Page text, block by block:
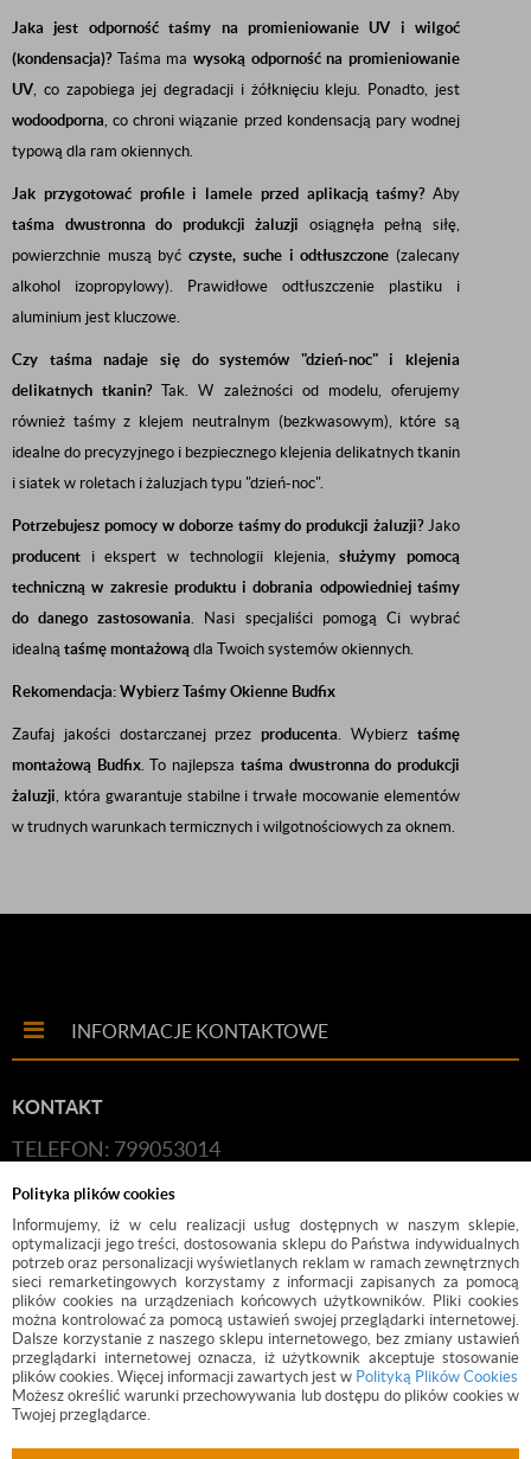
Polityka plików cookies
Informujemy, iż w celu realizacji usług dostępnych w naszym sklepie,
optymalizacji jego treści, dostosowania sklepu do Państwa indywidualnych
potrzeb oraz personalizacji wyświetlanych reklam w ramach zewnętrznych
sieci remarketingowych korzystamy z informacji zapisanych za pomocą
plików cookies na urządzeniach końcowych użytkowników. Pliki cookies
można kontrolować za pomocą ustawień swojej przeglądarki internetowej.
Dalsze korzystanie z naszego sklepu internetowego, bez zmiany ustawień
przeglądarki internetowej oznacza, iż użytkownik akceptuje stosowanie
plików cookies. Więcej informacji zawartych jest w Polityką Plików Cookies
Możesz określić warunki przechowywania lub dostępu do plików cookies w
Twojej przeglądarce.
Jaka jest odporność taśmy na promieniowanie UV i wilgoć
(kondensacja)?Taśma ma wysoką odporność na promieniowanie
UV, co zapobiega jej degradacji i żółknięciu kleju. Ponadto, jest
wodoodporna, co chroni wiązanie przed kondensacją pary wodnej
typową dla ram okiennych.
Jak przygotować profile i lamele przed aplikacją taśmy?Aby
taśma dwustronna do produkcji żaluzji osiągnęła pełną siłę,
powierzchnie muszą byćczyste, suche i odtłuszczone (zalecany
alkohol izopropylowy). Prawidłowe odtłuszczenie plastiku i
aluminium jest kluczowe.
Czy taśma nadaje się do systemów "dzień-noc" i klejenia
delikatnych tkanin?Tak. W zależności od modelu, oferujemy
również taśmy z klejem neutralnym (bezkwasowym), które są
idealne do precyzyjnego i bezpiecznego klejenia delikatnych tkanin
i siatek w roletach i żaluzjach typu "dzień-noc".
Potrzebujesz pomocy w doborze taśmy do produkcji żaluzji?Jako
producent i ekspert w technologii klejenia,służymy pomocą
techniczną w zakresie produktu i dobrania odpowiedniej taśmy
do danego zastosowania. Nasi specjaliści pomogą Ci wybrać
idealną taśmę montażową dla Twoich systemów okiennych.
Rekomendacja: Wybierz Taśmy Okienne Budfix
Zaufaj jakości dostarczanej przezproducenta. Wybierztaśmę
montażową Budfix. To najlepsza taśma dwustronna do produkcji
żaluzji, która gwarantuje stabilne i trwałe mocowanie elementów
w trudnych warunkach termicznych i wilgotnościowych za oknem.
INFORMACJE KONTAKTOWE
KONTAKT
TELEFON: 799053014
E-MAIL:HANDLOWY@BUDFIX.PL
GODZINY PRACY: 8:00-16:00 (PONIEDZIAŁEK-
PIĄTEK)
DANE FIRMY: BUDFIX JOANNA JÓŹWICKA, UL.
KOŚCIUSZKI 2, 05-140, SEROCK, NIP: 118-189-85-82